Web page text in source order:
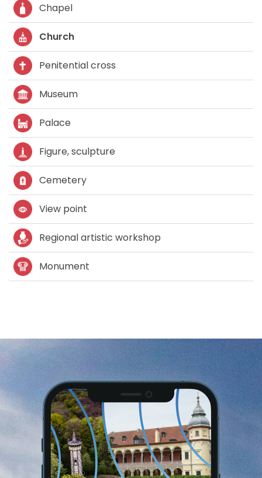
Chapel
Church
Penitential cross
Museum
Palace
Figure, sculpture
Cemetery
View point
Regional artistic workshop
Monument